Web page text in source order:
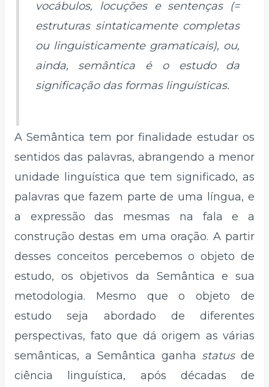
vocábulos, locuções e sentenças (=
estruturas sintaticamente completas
ou linguisticamente gramaticais), ou,
ainda, semântica é o estudo da
significação das formas linguísticas.
A Semântica tem por finalidade estudar os
sentidos das palavras, abrangendo a menor
unidade linguística que tem significado, as
palavras que fazem parte de uma língua, e
a expressão das mesmas na fala e a
construção destas em uma oração. A partir
desses conceitos percebemos o objeto de
estudo, os objetivos da Semântica e sua
metodologia. Mesmo que o objeto de
estudo seja abordado de diferentes
perspectivas, fato que dá origem as várias
semânticas, a Semântica ganha statusde
ciência linguística, após décadas de